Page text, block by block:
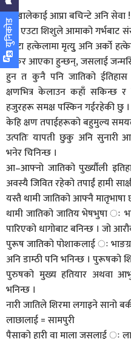
युनिकोड
साखालेकाई आप्रा बचिन्टे अनि सेवा !
जब एउटा शिशुले आमाको गर्भबाट
एउटा हत्केलामा मृत्युु अनि अर्को
बोकेर आएका हुन्छन्, जसलाई
हुन त कुनै पनि जातिको ईतिहास
क्षणभित्र केलाउन कहाँ सकिन्छ
हजुरहरू समक्ष पस्किन गईरहेकी छु ।
केहि क्षण तपाईहरूको बहुमुल्य
उत्पतिः यापती छुकु अनि सुनारी
भनेर चिनिन्छ ।
आ–आफ्नो जातिको पुर्ख्यौली
अवस्यै जिवित रहेको तपाईं हामी
यस्तै थामी जातिको आफ्नै
थामी जातिको जातिय भेषभुषा ः
पारिएको धागोबाट बनिन्छ । जो
पुरूष जातिको पोशाकलाई ः
अनि डाम्ठी पनि भनिन्छ । पुरूषको
पुरुषको मुख्य हतियार अथवा
भनिन्छ ।
नारी जातिले शिरमा लगाइने सानो
लाछालाई = सामपुरी
पैसाको हारी वा माला जसलाई ः